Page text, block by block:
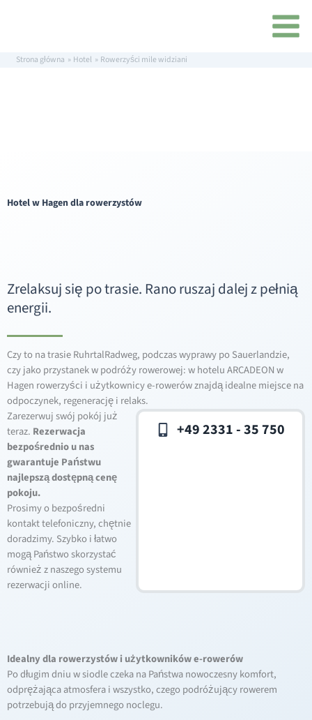
Strona główna Hotel Rowerzyści mile widziani
Hotel w Hagen dla rowerzystów
Zrelaksuj się po trasie. Rano ruszaj dalej z pełnią
energii.
Czy to na trasie RuhrtalRadweg, podczas wyprawy po Sauerlandzie,
czy jako przystanek w podróży rowerowej: w hotelu ARCADEON w
Hagen rowerzyści i użytkownicy e-rowerów znajdą idealne miejsce na
odpoczynek, regenerację i relaks.
Zarezerwuj swój pokój już
teraz. Rezerwacja
bezpośrednio u nas
gwarantuje Państwu
najlepszą dostępną cenę
pokoju.
Prosimy o bezpośredni
kontakt telefoniczny, chętnie
doradzimy. Szybko i łatwo
mogą Państwo skorzystać
również z naszego systemu
rezerwacji online.
+49 2331 - 35 750
Idealny dla rowerzystów i użytkowników e-rowerów
Po długim dniu w siodle czeka na Państwa nowoczesny komfort,
odprężająca atmosfera i wszystko, czego podróżujący rowerem
potrzebują do przyjemnego noclegu.